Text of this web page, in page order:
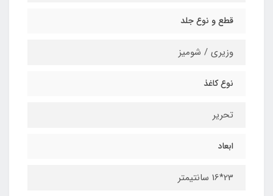
قطع و نوع جلد
وزیری / شومیز
نوع کاغذ
تحریر
ابعاد
23*16 سانتیمتر